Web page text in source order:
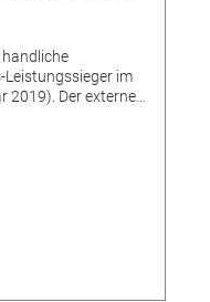
handliche
im
2019). Der externe
Man ist
breit ist keine
gehört nun